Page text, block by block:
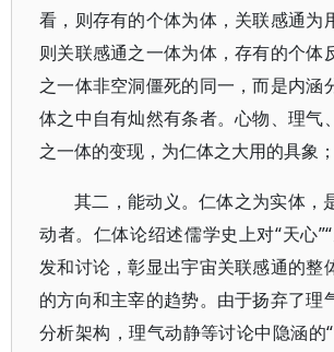
看，则存有的个体为体，关联感通为
则关联感通之一体为体，存有的个体
之一体非空洞僵死的同一，而是内涵
体之中自有灿然有条者。心物、理气
之一体的变现，为仁体之大用的具象；
其二，能动义。仁体之为实体，
动者。仁体论绍述儒学史上对“天心
发和讨论，彰显出宇宙关联感通的整
的方向和主宰的趋势。由于扬弃了理
分析架构，理气动静等讨论中隐涵的